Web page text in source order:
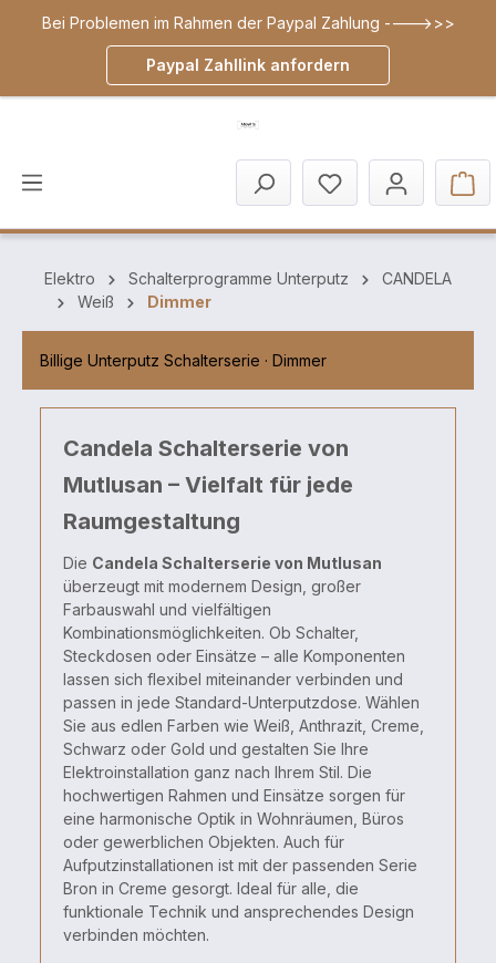
springen
Bei Problemen im Rahmen der Paypal Zahlung ---->>>
Paypal Zahllink anfordern
Elektro Schalterprogramme Unterputz
CANDELA
Weiß
Dimmer
Billige Unterputz Schalterserie · Dimmer
Candela Schalterserie von
Mutlusan – Vielfalt für jede
Raumgestaltung
Die Candela Schalterserie von Mutlusan
überzeugt mit modernem Design, großer
Farbauswahl und vielfältigen
Kombinationsmöglichkeiten. Ob Schalter,
Steckdosen oder Einsätze – alle Komponenten
lassen sich flexibel miteinander verbinden und
passen in jede Standard-Unterputzdose. Wählen
Sie aus edlen Farben wie Weiß, Anthrazit, Creme,
Schwarz oder Gold und gestalten Sie Ihre
Elektroinstallation ganz nach Ihrem Stil. Die
hochwertigen Rahmen und Einsätze sorgen für
eine harmonische Optik in Wohnräumen, Büros
oder gewerblichen Objekten. Auch für
Aufputzinstallationen ist mit der passenden Serie
Bron in Creme gesorgt. Ideal für alle, die
funktionale Technik und ansprechendes Design
verbinden möchten.